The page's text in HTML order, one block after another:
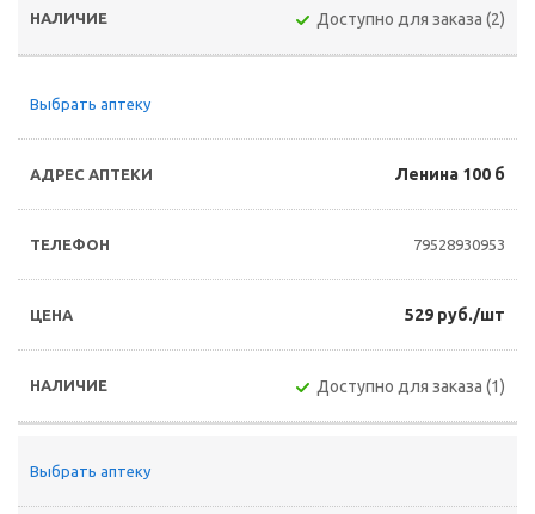
Доступно для заказа (2)
Выбрать аптеку
Ленина 100 б
79528930953
529 руб./шт
Доступно для заказа (1)
Выбрать аптеку